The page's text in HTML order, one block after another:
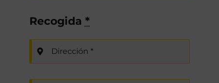
Recogida *